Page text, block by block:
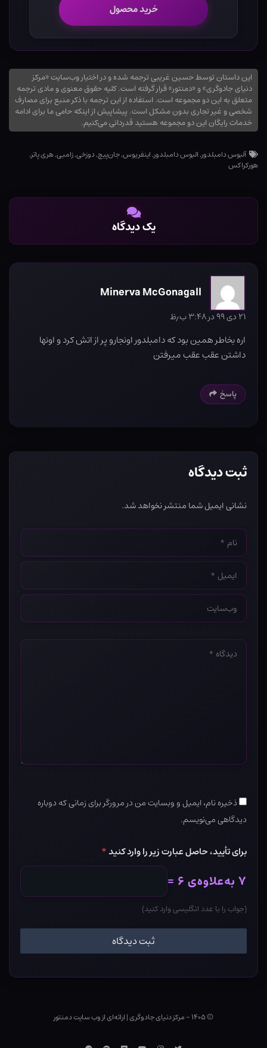
خرید محصول
این داستان توسط حسین غریبی ترجمه شده و در اختیار وب‌سایت «مرکز
دنیای جادوگری» و «دمنتور» قرار گرفته است. کلیه حقوق معنوی و مادی ترجمه
متعلق به این دو مجموعه است. استفاده از این ترجمه با ذکر منبع برای مصارف
شخصی و غیر تجاری بدون مشکل است. پیشاپیش از اینکه حامی ما برای ادامه
خدمات رایگان این دو مجموعه هستید قدردانی می‌کنیم.
آلبوس دامبلدور,البوس دامبلدور,اینفریوس,جان‌پیچ,دوزخی,زامبی,هری پاتر,
هورکراکس
یک دیدگاه
Minerva McGonagall
۲۱ دی ۹۹ در ۳:۴۸ ب٫ظ
اره بخاطر همین بود که دامبلدور اونجارو پر از اتش کرد و اونها
داشتن عقب عقب میرفتن
پاسخ
ثبت دیدگاه
نشانی ایمیل شما منتشر نخواهد شد.
نام
*
ایمیل
*
وب‌سایت
*
دیدگاه
ذخیره نام، ایمیل و وبسایت من در مرورگر برای زمانی که دوباره
دیدگاهی می‌نویسم.
برای تأیید، حاصل عبارت زیر را وارد کنید*
۷ به‌علاوه‌ی ۶ =
(جواب را با عدد انگلیسی وارد کنید)
© ۱۴۰۵ - مرکز دنیای جادوگری |ارائه‌ای از وب ‌سایت دمنتور